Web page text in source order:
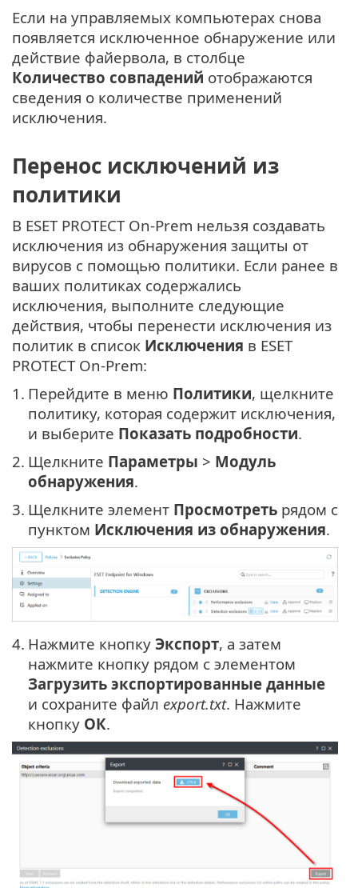
Если на управляемых компьютерах снова
появляется исключенное обнаружение или
действие файервола, в столбце
Количество совпадений отображаются
сведения о количестве применений
исключения.
Перенос исключений из
политики
В ESET PROTECT On-Prem нельзя создавать
исключения из обнаружения защиты от
вирусов с помощью политики. Если ранее в
ваших политиках содержались
исключения, выполните следующие
действия, чтобы перенести исключения из
политик в список Исключения в ESET
PROTECT On-Prem:
1. Перейдите в меню Политики, щелкните
политику, которая содержит исключения,
и выберите Показать подробности.
2. Щелкните Параметры > Модуль
обнаружения.
3. Щелкните элемент Просмотреть рядом с
пунктом Исключения из обнаружения.
4. Нажмите кнопку Экспорт, а затем
нажмите кнопку рядом с элементом
Загрузить экспортированные данные
и сохраните файл export.txt. Нажмите
кнопку ОК.